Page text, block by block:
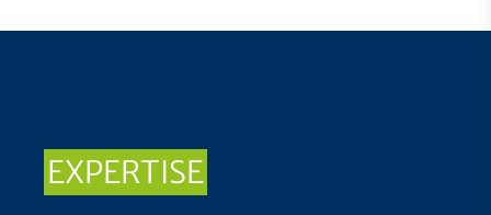
EXPERTISE